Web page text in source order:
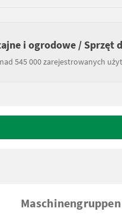
i ogrodowe / Sprzęt
545 000 zarejestrowanych
Maschinengruppen